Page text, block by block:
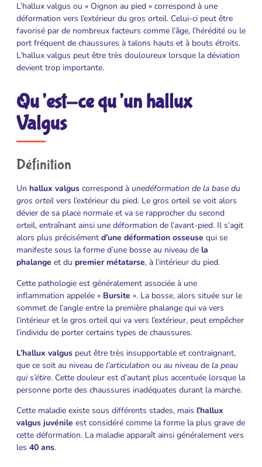
L’hallux valgus ou « Oignon au pied » correspond à une
déformation vers l’extérieur du gros orteil. Celui-ci peut être
favorisé par de nombreux facteurs comme l’âge, l’hérédité ou le
port fréquent de chaussures à talons hauts et à bouts étroits.
L’hallux valgus peut être très douloureux lorsque la déviation
devient trop importante.
Qu’est-ce qu’un hallux
Valgus
Définition
Un hallux valgus correspond à unedéformation de la base du
gros orteil vers l’extérieur du pied. Le gros orteil se voit alors
dévier de sa place normale et va se rapprocher du second
orteil, entraînant ainsi une déformation de l’avant-pied. Il s’agit
alors plus précisément d’une déformation osseuse qui se
manifeste sous la forme d’une bosse au niveau de la
phalange et du premier métatarse, à l’intérieur du pied.
Cette pathologie est généralement associée à une
inflammation appelée « Bursite ». La bosse, alors située sur le
sommet de l’angle entre la première phalange qui va vers
l’intérieur et le gros orteil qui va vers l’extérieur, peut empêcher
l’individu de porter certains types de chaussures.
L’hallux valgus peut être très insupportable et contraignant,
que ce soit au niveau de l’articulation ou au niveau de la peau
qui s’étire. Cette douleur est d’autant plus accentuée lorsque la
personne porte des chaussures inadéquates durant la marche.
Cette maladie existe sous différents stades, mais l’hallux
valgus juvénile est considéré comme la forme la plus grave de
cette déformation. La maladie apparaît ainsi généralement vers
les 40 ans.